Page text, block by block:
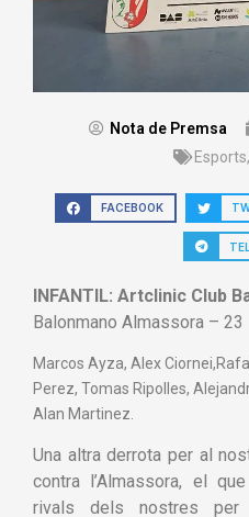
Nota de Premsa
Esports,
FACEBOOK
INFANTIL: Artclinic Club
Balonmano Almassora – 23
Marcos Ayza, Alex
Perez, Tomas Ripolles,
Alan Martinez.
Una altra derrota per al
contra l’Almassora, el
rivals dels nostres